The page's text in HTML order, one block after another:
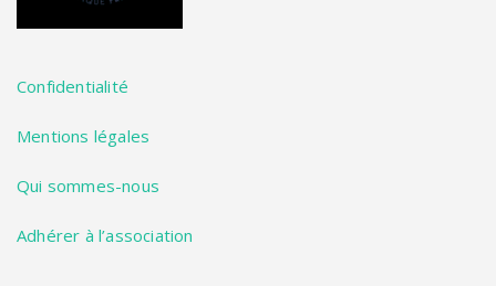
Confidentialité
Mentions légales
Qui sommes-nous
Adhérer à l’association